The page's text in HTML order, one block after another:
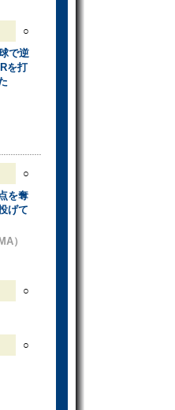
○
で逆
を打
○
を奪
げて
）
○
○